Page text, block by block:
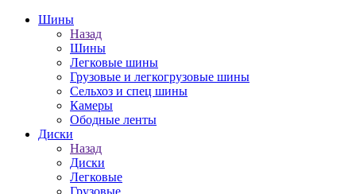
Шины
Назад
Шины
Легковые шины
Грузовые и легкогрузовые шины
Сельхоз и спец шины
Камеры
Ободные ленты
Диски
Назад
Диски
Легковые
Грузовые